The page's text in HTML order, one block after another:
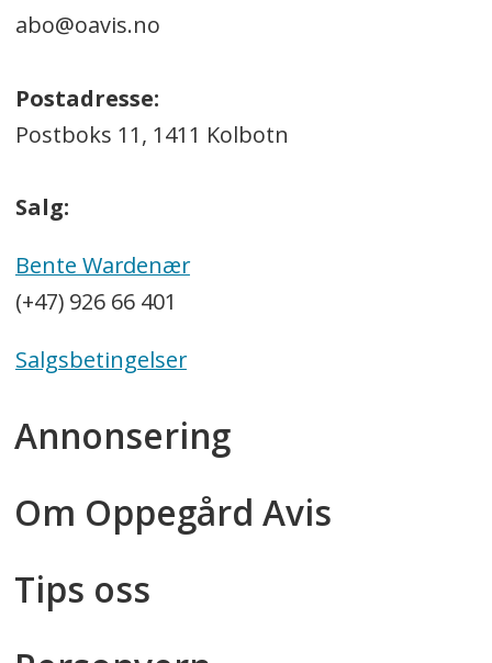
abo@oavis.no
Postadresse:
Postboks 11, 1411 Kolbotn
Salg:
Bente Wardenær
(+47) 926 66 401
Salgsbetingelser
Annonsering
Om Oppegård Avis
Tips oss